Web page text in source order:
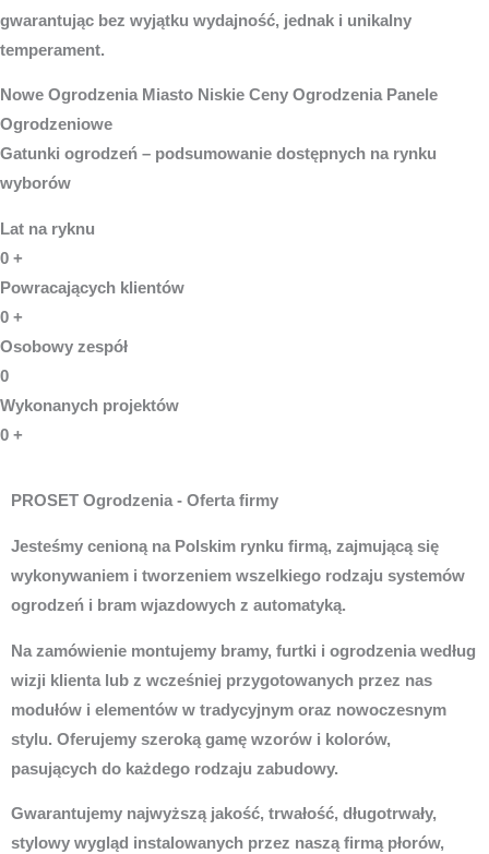
gwarantując bez wyjątku wydajność, jednak i unikalny
temperament.
Nowe Ogrodzenia Miasto Niskie Ceny Ogrodzenia Panele
Ogrodzeniowe
Gatunki ogrodzeń – podsumowanie dostępnych na rynku
wyborów
Lat na ryknu
0 +
Powracających klientów
0 +
Osobowy zespół
0
Wykonanych projektów
0 +
PROSET Ogrodzenia - Oferta firmy
Jesteśmy cenioną na Polskim rynku firmą, zajmującą się
wykonywaniem i tworzeniem wszelkiego rodzaju systemów
ogrodzeń i bram wjazdowych z automatyką.
Na zamówienie montujemy bramy, furtki i ogrodzenia według
wizji klienta lub z wcześniej przygotowanych przez nas
modułów i elementów w tradycyjnym oraz nowoczesnym
stylu. Oferujemy szeroką gamę wzorów i kolorów,
pasujących do każdego rodzaju zabudowy.
Gwarantujemy najwyższą jakość, trwałość, długotrwały,
stylowy wygląd instalowanych przez naszą firmą płorów,